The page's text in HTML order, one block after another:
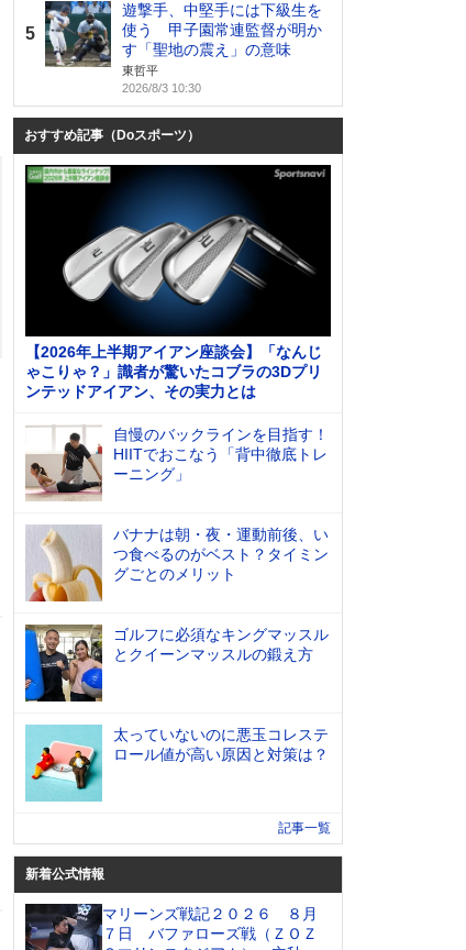
5
遊撃手、中堅手には下級生を
使う 甲子園常連監督が明か
す「聖地の震え」の意味
東哲平
2026/8/3 10:30
おすすめ記事（Doスポーツ）
【2026年上半期アイアン座談会】「なんじ
ゃこりゃ？」識者が驚いたコブラの3Dプリ
ンテッドアイアン、その実力とは
自慢のバックラインを目指す！
HIITでおこなう「背中徹底トレ
ーニング」
バナナは朝・夜・運動前後、い
つ食べるのがベスト？タイミン
グごとのメリット
ゴルフに必須なキングマッスル
とクイーンマッスルの鍛え方
太っていないのに悪玉コレステ
ロール値が高い原因と対策は？
記事一覧
新着公式情報
マリーンズ戦記２０２６ ８月
７日 バファローズ戦（ＺＯＺ